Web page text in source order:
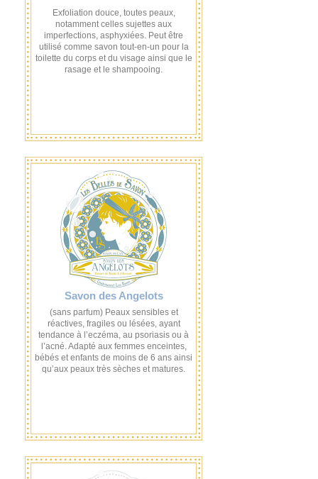
Exfoliation douce, toutes peaux,
notamment celles sujettes aux
imperfections, asphyxiées. Peut être
utilisé comme savon tout-en-un pour la
toilette du corps et du visage ainsi que le
rasage et le shampooing.
Savon des Angelots
(sans parfum) Peaux sensibles et
réactives, fragiles ou lésées, ayant
tendance à l’eczéma, au psoriasis ou à
l’acné. Adapté aux femmes enceintes,
bébés et enfants de moins de 6 ans ainsi
qu’aux peaux très sèches et matures.